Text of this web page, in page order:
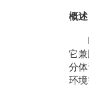
概述
它
分
环